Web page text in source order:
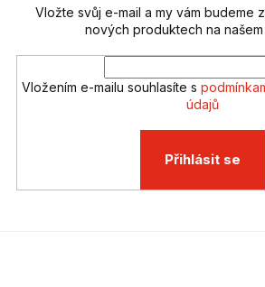
Vložte svůj e-mail a my vám budeme
nových produktech na
Vložením e-mailu souhlasíte s
údajů
Přihlásit se